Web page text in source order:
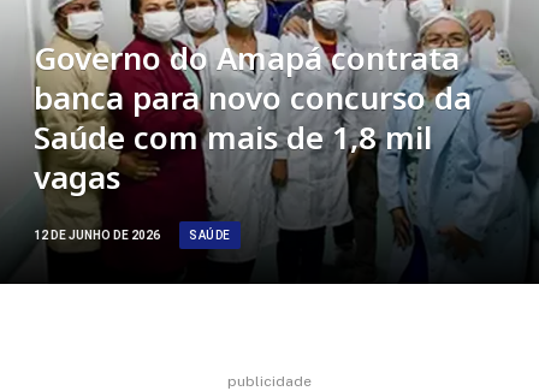
Governo do Amapá contrata
banca para novo concurso da
Saúde com mais de 1,8 mil
vagas
12 DE JUNHO DE 2026 SAÚDE
publicidade